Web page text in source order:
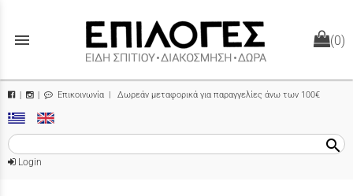
menu (0)
| Επικοινωνία | Δωρεάν μεταφορικά για παραγγελίες άνω των 100€
search
Login